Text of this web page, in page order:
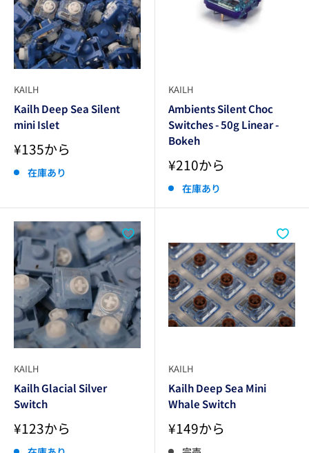
KAILH
Kailh Deep Sea Silent
mini Islet
販
価
¥135から
在庫あり
KAILH
Ambients Silent Choc
Switches - 50g Linear -
Bokeh
販
価
格
¥210から
在庫あり
KAILH
Kailh Glacial Silver
Switch
販
¥123から
KAILH
Kailh Deep Sea Mini
Whale Switch
販
¥149から